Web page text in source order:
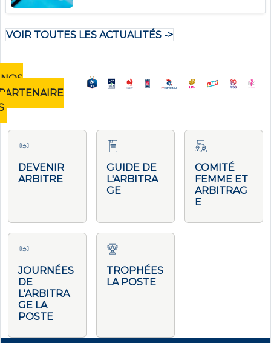
VOIR TOUTES LES ACTUALITÉS ->
NOS
DEVENIR
ARBITRE
GUIDE DE
L'ARBITRA
GE
COMITÉ
FEMME ET
ARBITRAG
E
JOURNÉES
DE
L'ARBITRA
GE LA
POSTE
TROPHÉES
LA POSTE